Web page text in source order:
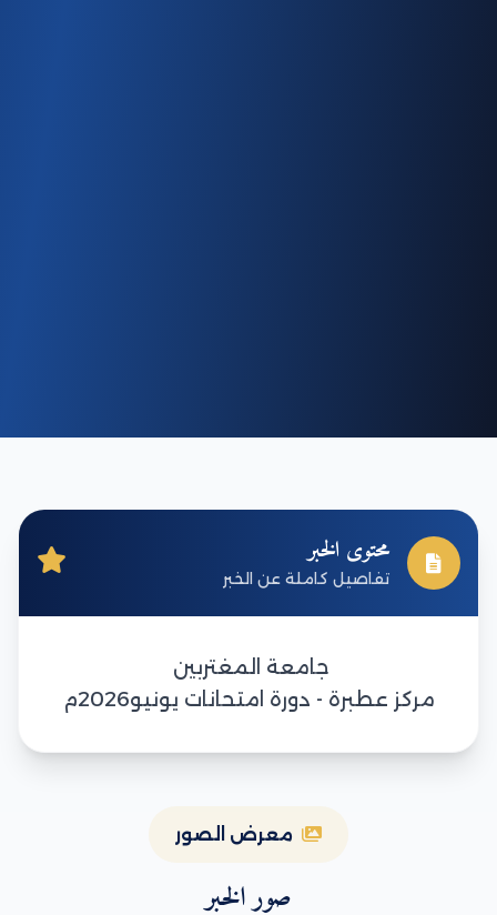
محتوى الخبر
تفاصيل كاملة عن الخبر
جامعة المغتربين
مركز عطبرة - دورة امتحانات يونيو2026م
معرض الصور
صور الخبر